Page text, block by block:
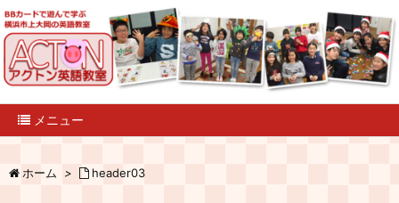
メニュー
ホーム > header03